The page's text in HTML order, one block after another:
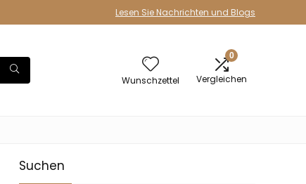
Lesen Sie Nachrichten und Blogs
Wunschzettel
0
Vergleichen
Suchen